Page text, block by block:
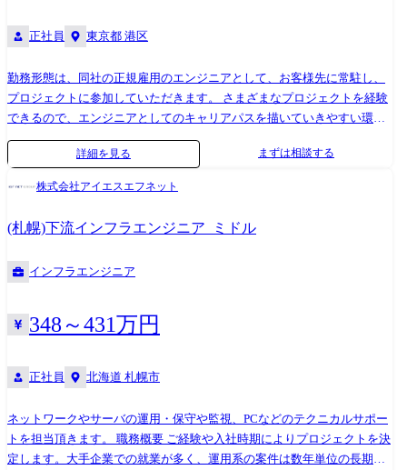
正社員 東京都 港区
勤務形態は、同社の正規雇用のエンジニアとして、お客様先に常駐し、
プロジェクトに参加していただきます。 さまざまなプロジェクトを経験
できるので、エンジニアとしてのキャリアパスを描いていきやすい環境
です。 ネットワークやサーバの運用・保守や監視、PCなどのテクニカル
サポートを担当頂きます。 ご経験や入社時期によりプロジェクトを決定
します。 大手企業での就業が多く、運用系の案件は数年単位の長期に及
ーカーからの依頼によるテクニカルサポートもあります。 また、ご経験
に応じ、将来はネットワークやサーバの構築や設計など、上流工程へチ
ャレンジしていただくなどキャリアアップが可能な環境です。 プロジェ
クト例 ●SaaS型監視サービスやバックアップサービス等の維持運用業務
JP1/AJSにおけるジョブ作成などの運用業務 ●ZabbixやNagiosなどを用い
た官公庁ネットワークシステムの運用監視業務
詳細を見る まずは相談する
株式会社アイエスエフネット
(札幌)下流インフラエンジニア_ミドル
インフラエンジニア
348～431万円
正社員 北海道 札幌市
ネットワークやサーバの運用・保守や監視、PCなどのテクニカルサポー
トを担当頂きます。 職務概要 ご経験や入社時期によりプロジェクトを決
定します。大手企業での就業が多く、運用系の案件は数年単位の長期に